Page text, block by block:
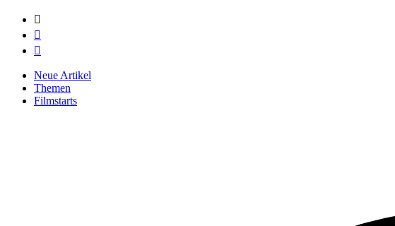



Neue Artikel
Themen
Filmstarts